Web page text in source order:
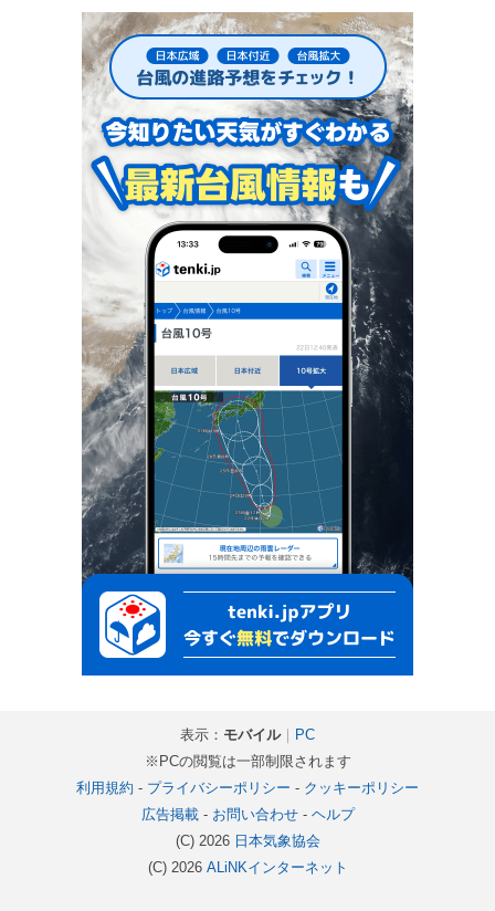
表示： モバイル｜ PC
※PCの閲覧は一部制限されます
利用規約 - プライバシーポリシー - クッキーポリシー
広告掲載- お問い合わせ- ヘルプ
(C) 2026 日本気象協会
(C) 2026 ALiNKインターネット